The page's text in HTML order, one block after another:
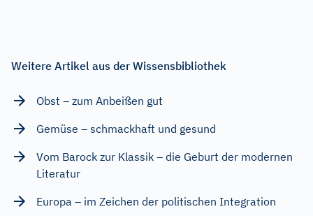
Weitere Artikel aus der Wissensbibliothek
Obst – zum Anbeißen gut
Gemüse – schmackhaft und gesund
Vom Barock zur Klassik – die Geburt der modernen
Literatur
Europa – im Zeichen der politischen Integration